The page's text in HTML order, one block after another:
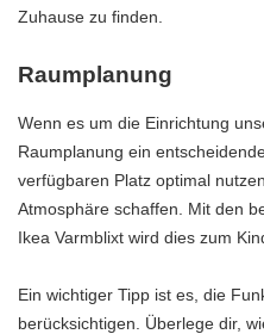
Zuhause zu finden.
Raumplanung
Wenn es um die Einrichtung
Raumplanung ein
verfügbaren Platz optimal
Atmosphäre schaffen. Mit den
Ikea Varmblixt wird dies zum
Ein wichtiger Tipp ist es, die
berücksichtigen. Überlege dir,